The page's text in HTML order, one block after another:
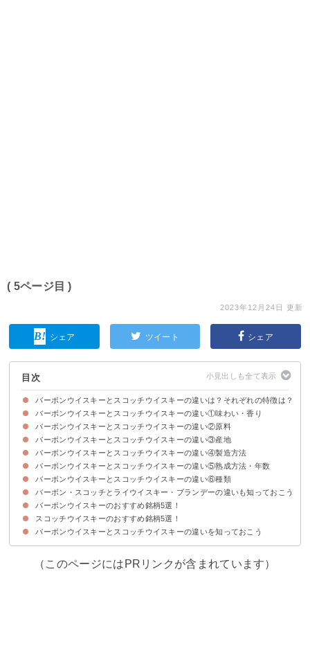
( 5ページ目 )
2023年12月24日 更新
シェア ツイート シェア
目次
バーボンウイスキーとスコッチウイスキーの違いは？それぞれの特徴は？
バーボンとスコッチはどちらもウイスキーの1種
バーボンウイスキーの特徴・定義
スコッチウイスキーの特徴・定義
バーボンウイスキーとスコッチウイスキーの違い①味わい・香り
バーボンウイスキーの味わい・香り
スコッチウイスキーの味わい・香り
バーボンウイスキーとスコッチウイスキーの違い②原料
バーボンウイスキーの原料
スコッチウイスキーの原料
バーボンウイスキーとスコッチウイスキーの違い③産地
バーボンウイスキーの産地
スコッチウイスキーの産地
バーボンウイスキーとスコッチウイスキーの違い④製造方法
バーボンウイスキーの製造方法
スコッチウイスキーの製造方法
バーボンウイスキーとスコッチウイスキーの違い⑤熟成方法・年数
バーボンウイスキーの熟成方法・年数
スコッチウイスキーの熟成方法・年数
バーボンウイスキーとスコッチウイスキーの違い⑥種類
バーボンウイスキーの種類
スコッチウイスキーの種類
バーボン・スコッチとライウイスキー・ブランデーの違いも知っておこう
ライウイスキーの特徴
ライウイスキーとバーボン・スコッチの違い
ブランデーの特徴
ブランデーとウイスキーの違い
バーボンウイスキーのおすすめ銘柄5選！
①ワイルドターキー 8年（4,303円）
②IWハーパー ゴールドメダル（1,978円）
③フォアローゼズ（1,710円）
④ジムビーム（1,140円）
⑤アーリータイムズ イエローラベル（7,800円）
スコッチウイスキーのおすすめ銘柄5選！
①ラフロイグ セレクトカスク（4,620円）
②ザ・マッカラン 12年（14,300円）
③グレンフィディック 12年（4,980円）
④フェイマスグラウス ファイネスト（1,425円）
⑤オールドパー 12年（3241円）
バーボンウイスキーとスコッチウイスキーの違いを知っておこう
（このページにはPRリンクが含まれています）